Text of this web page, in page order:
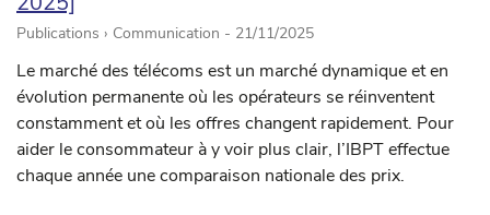
Publications › Communication - 21/11/2025
Le marché des télécoms est un marché dynamique et en
évolution permanente où les opérateurs se réinventent
constamment et où les offres changent rapidement. Pour
aider le consommateur à y voir plus clair, l’IBPT effectue
chaque année une comparaison nationale des prix.